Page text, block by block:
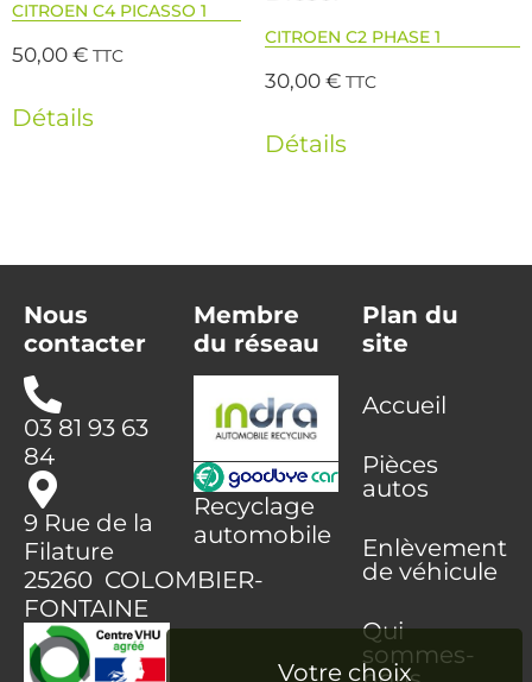
CITROEN C4 PICASSO 1
50,00€ TTC
Détails
CITROEN C2 PHASE 1
30,00€ TTC
Détails
Nous
contacter
03 81 93 63
84
9 Rue de la
Filature
25260 COLOMBIER-
FONTAINE
Membre
du réseau
Recyclage
automobile
Plan du
site
Accueil
Pièces
autos
Enlèvement
de véhicule
Qui
sommes-